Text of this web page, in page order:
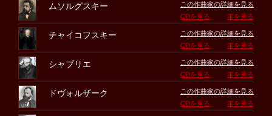
ムソルグスキー
この作曲家の詳細を見る
CDを見る
本を見る
チャイコフスキー
この作曲家の詳細を見る
CDを見る
本を見る
シャブリエ
この作曲家の詳細を見る
CDを見る
本を見る
ドヴォルザーク
この作曲家の詳細を見る
CDを見る
本を見る